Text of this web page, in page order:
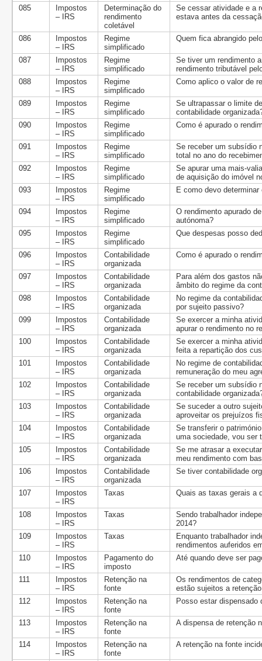
085
Impostos
– IRS
Determinação do
rendimento
coletável
Se cessar atividade e a
estava antes da
086
Impostos
– IRS
Regime
simplificado
Quem fica abrangido
087
Impostos
– IRS
Regime
simplificado
Se tiver um rendimento
rendimento tributável
088
Impostos
– IRS
Regime
simplificado
Como aplico o valor de
089
Impostos
– IRS
Regime
simplificado
Se ultrapassar o limite
contabilidade
090
Impostos
– IRS
Regime
simplificado
Como é apurado o
091
Impostos
– IRS
Regime
simplificado
Se receber um subsídio
total no ano do
092
Impostos
– IRS
Regime
simplificado
Se apurar uma mais-
de aquisição do imóvel
093
Impostos
– IRS
Regime
simplificado
E como devo
094
Impostos
– IRS
Regime
simplificado
O rendimento apurado
autónoma?
095
Impostos
– IRS
Regime
simplificado
Que despesas posso
096
Impostos
– IRS
Contabilidade
organizada
Como é apurado o
097
Impostos
– IRS
Contabilidade
organizada
Para além dos gastos
âmbito do regime da
098
Impostos
– IRS
Contabilidade
organizada
No regime da
por sujeito passivo?
099
Impostos
– IRS
Contabilidade
organizada
Se exercer a minha
apurar o rendimento no
100
Impostos
– IRS
Contabilidade
organizada
Se exercer a minha
feita a repartição dos
101
Impostos
– IRS
Contabilidade
organizada
No regime de
remuneração do meu
102
Impostos
– IRS
Contabilidade
organizada
Se receber um subsídio
contabilidade
103
Impostos
– IRS
Contabilidade
organizada
Se suceder a outro
aproveitar os prejuízos
104
Impostos
– IRS
Contabilidade
organizada
Se transferir o
uma sociedade, vou ser
105
Impostos
– IRS
Contabilidade
organizada
Se me atrasar a
meu rendimento com
106
Impostos
– IRS
Contabilidade
organizada
Se tiver contabilidade
107
Impostos
– IRS
Taxas Quais as taxas gerais a
108
Impostos
– IRS
Taxas
Sendo trabalhador
2014?
109
Impostos
– IRS
Taxas
Enquanto trabalhador
rendimentos auferidos
110
Impostos
– IRS
Pagamento do
imposto
Até quando deve ser
111
Impostos
– IRS
Retenção na
fonte
Os rendimentos de
estão sujeitos a
112
Impostos
– IRS
Retenção na
fonte
Posso estar dispensado
113
Impostos
– IRS
Retenção na
fonte
A dispensa de retenção
114
Impostos
– IRS
Retenção na
fonte
A retenção na fonte